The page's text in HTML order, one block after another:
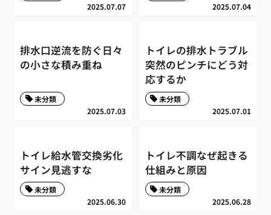
2025.07.07 2025.07.04
排水口逆流を防ぐ日々
の小さな積み重ね
2025.07.03
未分類
トイレの排水トラブル
突然のピンチにどう対
応するか
2025.07.01
未分類
トイレ給水管交換劣化
サイン見逃すな
2025.06.30
未分類
トイレ不調なぜ起きる
仕組みと原因
2025.06.28
未分類